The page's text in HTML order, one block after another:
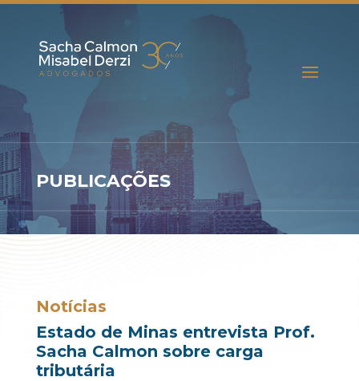
PUBLICAÇÕES
Notícias
Estado de Minas entrevista Prof.
Sacha Calmon sobre carga
tributária